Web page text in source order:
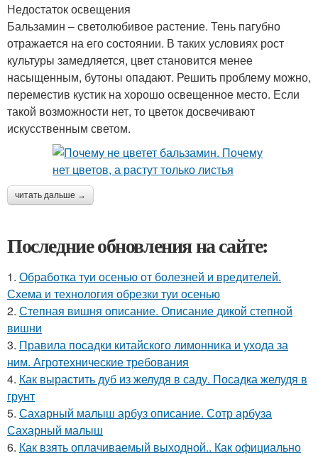
Недостаток освещения
Бальзамин – светолюбивое растение. Тень пагубно
отражается на его состоянии. В таких условиях рост
культуры замедляется, цвет становится менее
насыщенным, бутоны опадают. Решить проблему можно,
переместив кустик на хорошо освещенное место. Если
такой возможности нет, то цветок досвечивают
искусственным светом.
читать дальше →
Последние обновления на сайте:
1. Обработка туи осенью от болезней и вредителей.
Схема и технология обрезки туи осенью
2. Степная вишня описание. Описание дикой степной
вишни
3. Правила посадки китайского лимонника и ухода за
ним. Агротехнические требования
4. Как вырастить дуб из желудя в саду. Посадка желудя в
грунт
5. Сахарный малыш арбуз описание. Сотр арбуза
Сахарный малыш
6. Как взять оплачиваемый выходной.. Как официально